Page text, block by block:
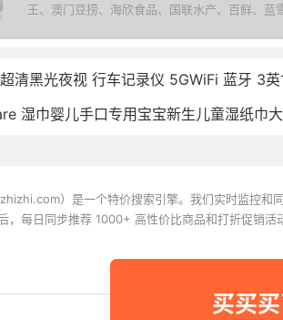
买买
王、澳门豆捞、海欣食品、国联水产、百鲜、蓝
清黑光夜视 行车记录仪 5GWiFi 蓝牙 3
湿巾婴儿手口专用宝宝新生儿童湿纸巾
）是一个特价搜索引擎。我们实时监控和
，每日同步推荐 1000+ 高性价比商品和打折促销
Copyright © 2011-2026 网购